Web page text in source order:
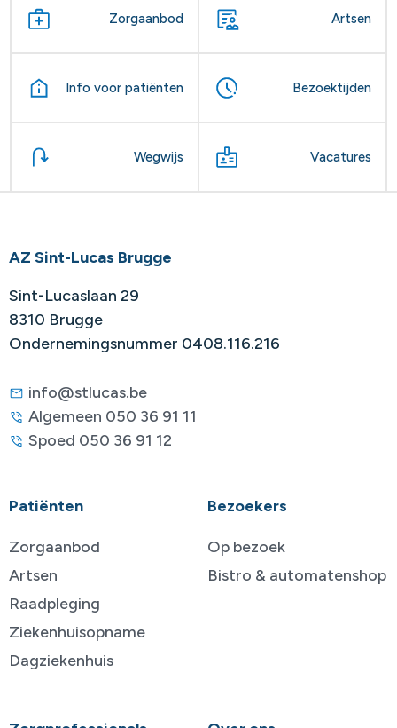
Zorgaanbod Artsen
Info voor patiënten Bezoektijden
Wegwijs Vacatures
AZ Sint-Lucas Brugge
Sint-Lucaslaan 29
8310 Brugge
Ondernemingsnummer 0408.116.216
info@stlucas.be
Algemeen 050 36 91 11
Spoed 050 36 91 12
Patiënten
Zorgaanbod
Artsen
Raadpleging
Ziekenhuisopname
Dagziekenhuis
Bezoekers
Op bezoek
Bistro & automatenshop